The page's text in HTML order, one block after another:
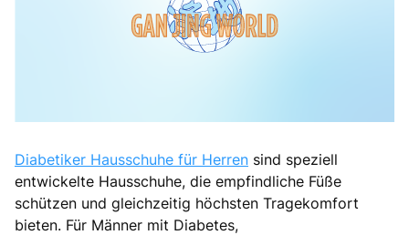
Diabetiker Hausschuhe für Herren sind speziell
entwickelte Hausschuhe, die empfindliche Füße
schützen und gleichzeitig höchsten Tragekomfort
bieten. Für Männer mit Diabetes,